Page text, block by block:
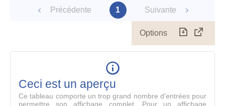
Précédente 1 Suivante
Options
le
Ceci est un aperçu
Ce tableau comporte un trop grand nombre d'entrées pour
permettre son affichage complet. Pour un affichage